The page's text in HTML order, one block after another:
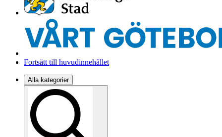
Fortsätt till huvudinnehållet
Alla kategorier